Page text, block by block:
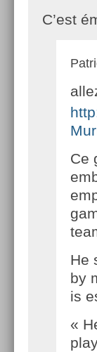
C’est
Ce
He
by
is
«